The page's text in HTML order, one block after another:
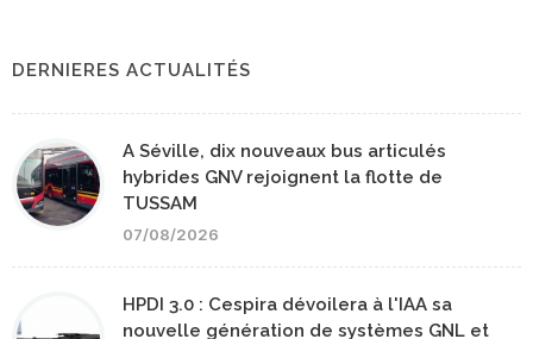
DERNIERES ACTUALITÉS
A Séville, dix nouveaux bus articulés
hybrides GNV rejoignent la flotte de
TUSSAM
07/08/2026
HPDI 3.0 : Cespira dévoilera à l'IAA sa
nouvelle génération de systèmes GNL et